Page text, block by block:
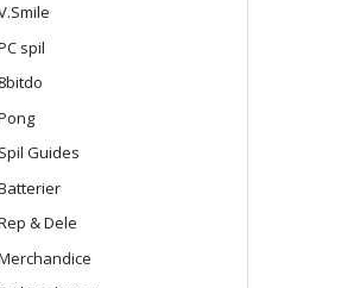
spil
8bitdo
Spil Guides
& Dele